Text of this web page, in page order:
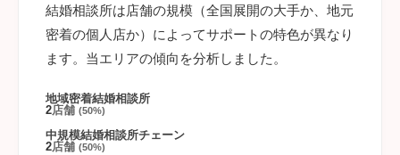
結婚相談所は店舗の規模（全国展開の大手か、地元
密着の個人店か）によってサポートの特色が異なり
ます。当エリアの傾向を分析しました。
地域密着結婚相談所
2店舗 (50%)
中規模結婚相談所チェーン
2店舗 (50%)